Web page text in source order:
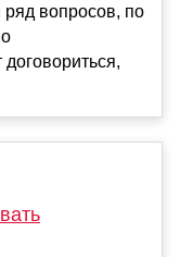
вопросов, по